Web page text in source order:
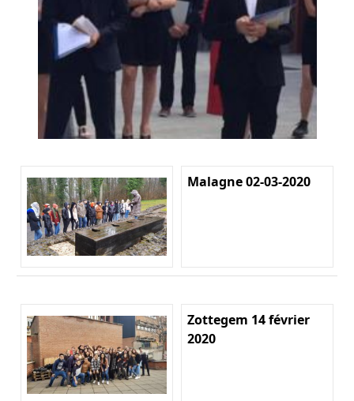
Malagne 02-03-2020
Zottegem 14 février
2020